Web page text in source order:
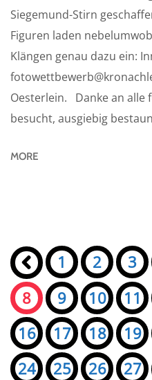
Siegemund-Stirn
Figuren laden
Klängen genau dazu ein:
Oesterlein. Danke an alle
besucht, ausgiebig
MORE
Seiten:
« 1 2 3
8
9 10 11
16
17 18 19
24
25 26 27